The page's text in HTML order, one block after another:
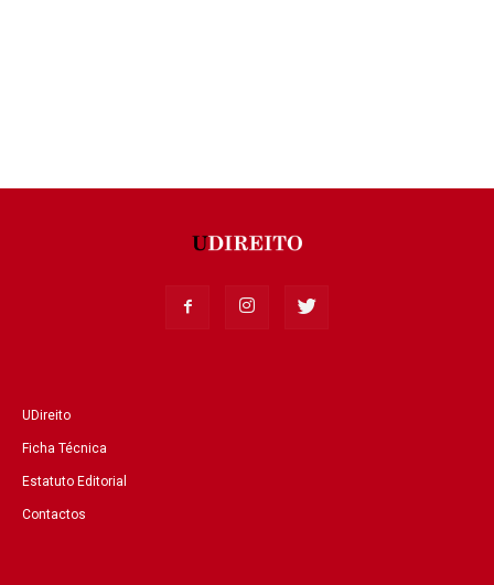
UDireito
Ficha Técnica
Estatuto Editorial
Contactos